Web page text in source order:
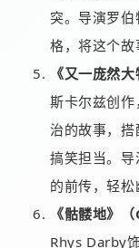
突。导演罗伯
格，将这个故
《又一庞然
斯卡尔兹创
治的故事，搭
搞笑担当。导
的前传，轻松
《骷髅地》
Rhys Darby